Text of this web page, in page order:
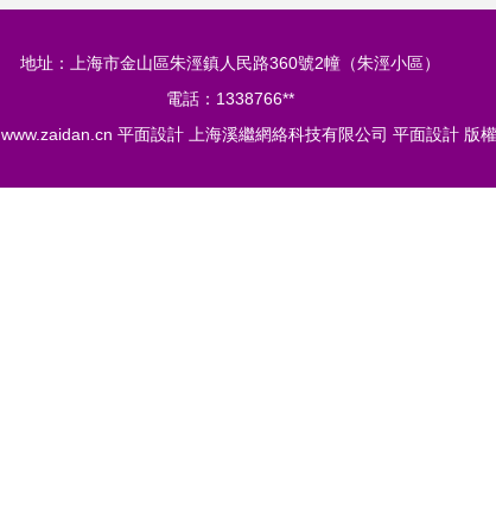
地址：上海市金山區朱涇鎮人民路360號2幢（朱涇小區）
電話：1338766**
www.zaidan.cn 平面設計 上海溪繼網絡科技有限公司 平面設計版